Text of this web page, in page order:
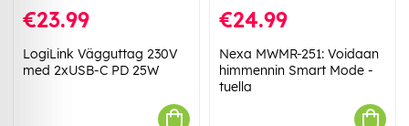
€23.99
LogiLink Vägguttag 230V
med 2xUSB-C PD 25W
€24.99
Nexa MWMR-251: Voidaan
himmennin Smart Mode -
tuella